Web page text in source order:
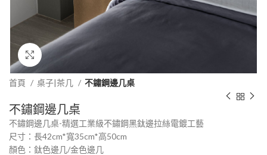
Click to enlarge
首頁 桌子|茶几 不鏽鋼邊几桌
不鏽鋼邊几桌
不鏽鋼邊几桌-精選工業級不鏽鋼黑鈦邊拉絲電鍍工藝
尺寸：長42cm*寬35cm*高50cm
顏色：鈦色邊几/金色邊几